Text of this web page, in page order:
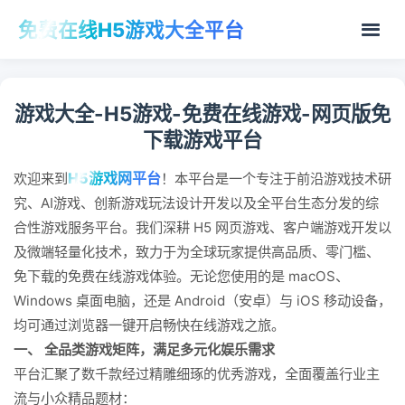
免费在线H5游戏大全平台
游戏大全-H5游戏-免费在线游戏-网页版免
下载游戏平台
欢迎来到H5游戏网平台！本平台是一个专注于前沿游戏技术研
究、AI游戏、创新游戏玩法设计开发以及全平台生态分发的综
合性游戏服务平台。我们深耕 H5 网页游戏、客户端游戏开发以
及微端轻量化技术，致力于为全球玩家提供高品质、零门槛、
免下载的免费在线游戏体验。无论您使用的是 macOS、
Windows 桌面电脑，还是 Android（安卓）与 iOS 移动设备，
均可通过浏览器一键开启畅快在线游戏之旅。
一、 全品类游戏矩阵，满足多元化娱乐需求
平台汇聚了数千款经过精雕细琢的优秀游戏，全面覆盖行业主
流与小众精品题材：